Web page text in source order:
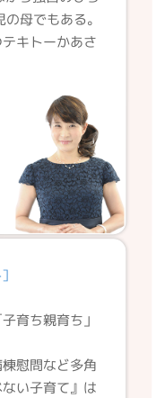
母でもある。
キトーかあさ
育ち親育ち」
慰問など多角
い子育て』は